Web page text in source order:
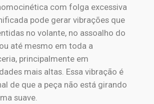
com folga excessiva
pode gerar vibrações que
no volante, no assoalho do
até mesmo em toda a
principalmente em
mais altas. Essa vibração é
de que a peça não está girando
suave.